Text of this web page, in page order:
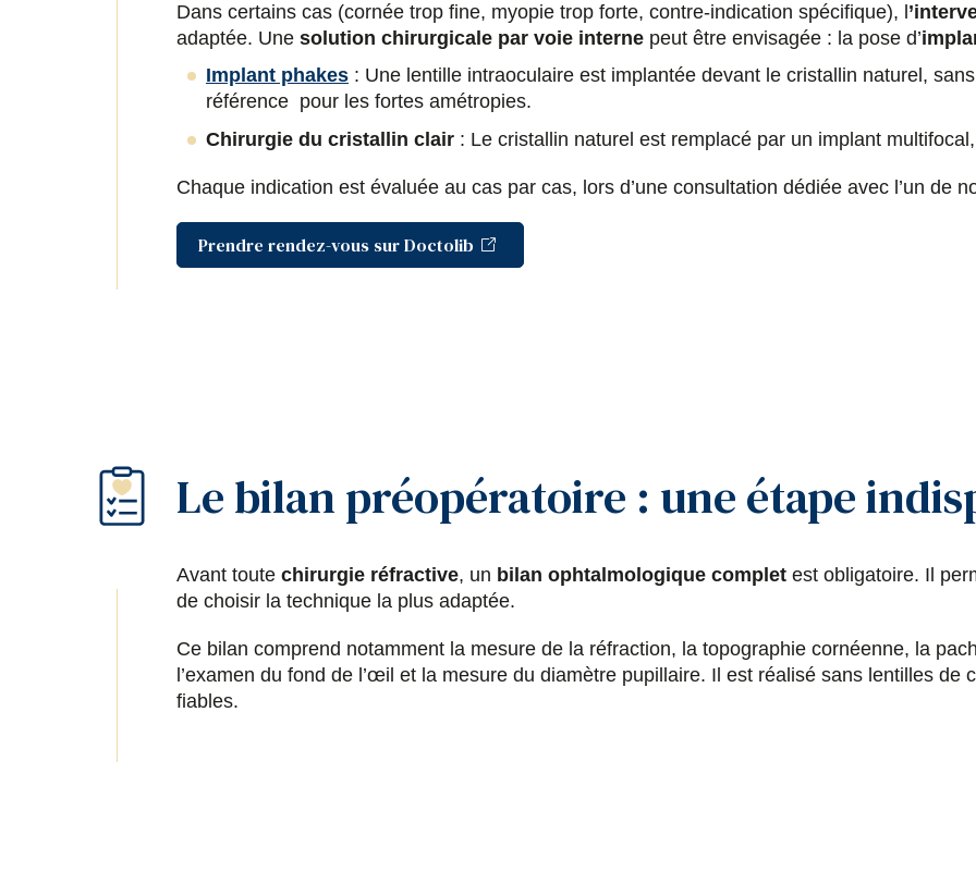
Dans certains cas (cornée trop fine, myopie trop forte, contre-indication spécifique), l
adaptée. Une solution chirurgicale par voie interne peut être envisagée : la pose d’
Implant phakes : Une lentille intraoculaire est implantée devant le cristallin naturel,
référence pour les fortes amétropies.
Chirurgie du cristallin clair : Le cristallin naturel est remplacé par un implant
Chaque indication est évaluée au cas par cas, lors d’une consultation dédiée avec l’un de
Prendre rendez-vous sur Doctolib
Le bilan préopératoire : une étape
Avant toute chirurgie réfractive, un bilan ophtalmologique complet est obligatoire. Il
de choisir la technique la plus adaptée.
Ce bilan comprend notamment la mesure de la réfraction, la topographie cornéenne, la
l’examen du fond de l’œil et la mesure du diamètre pupillaire. Il est réalisé sans lentilles de
fiables.